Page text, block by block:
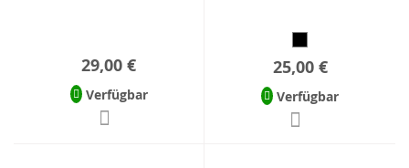
29,00 €
Verfügbar
25,00 €
Verfügbar